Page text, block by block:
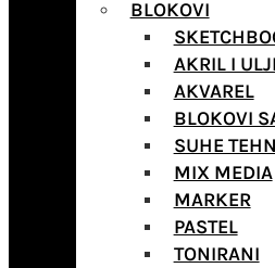
BLOKOVI
AKRIL I
AKVAREL
BLOKOVI
SUHE
MIX MEDIA
MARKER
PASTEL
TONIRANI